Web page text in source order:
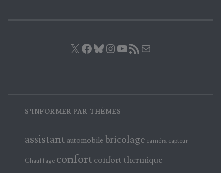
X Facebook
Bluesky
Instagram
YouTube
Flux RSS
S’INFORMER PAR THÈMES
assistant automobile bricolage caméra capteur
Chauffage confort confort thermique